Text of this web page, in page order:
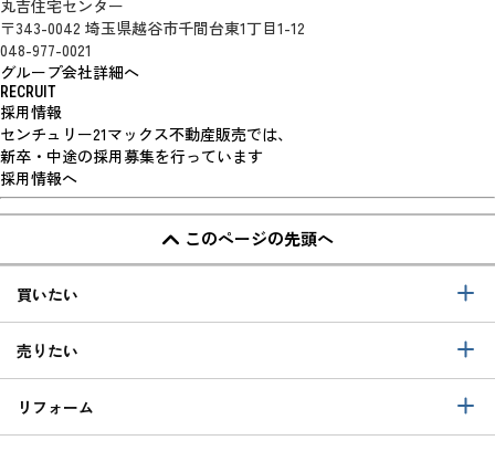
丸吉住宅センター
〒343-0042 埼玉県越谷市千間台東1丁目1-12
048-977-0021
グループ会社詳細へ
RECRUIT
採用情報
センチュリー21マックス不動産販売では、
新卒・中途の採用募集を行っています
採用情報へ
このページの先頭へ
買いたい
売りたい
リフォーム